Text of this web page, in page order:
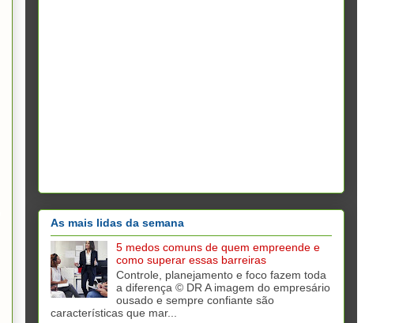
As mais lidas da semana
5 medos comuns de quem empreende e
como superar essas barreiras
Controle, planejamento e foco fazem toda
a diferença © DR A imagem do empresário
ousado e sempre confiante são
características que mar...